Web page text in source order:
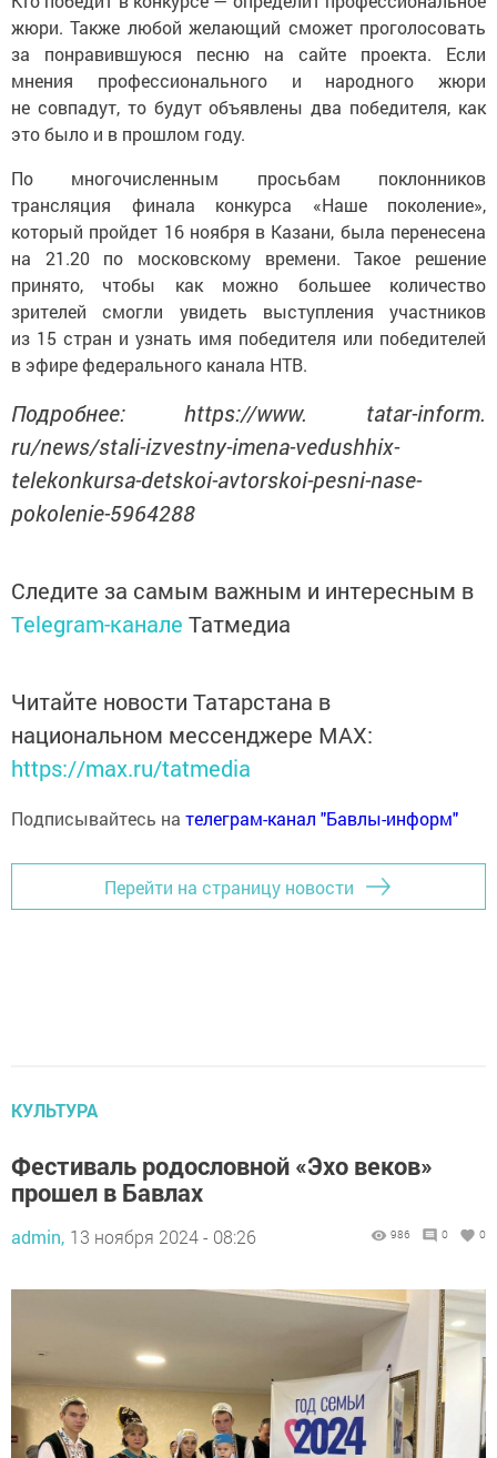
жюри. Также любой желающий сможет проголосовать
за понравившуюся песню на сайте проекта. Если
мнения профессионального и народного жюри
не совпадут, то будут объявлены два победителя, как
это было и в прошлом году.
По многочисленным просьбам поклонников
трансляция финала конкурса «Наше поколение»,
который пройдет 16 ноября в Казани, была перенесена
на 21.20 по московскому времени. Такое решение
принято, чтобы как можно большее количество
зрителей смогли увидеть выступления участников
из 15 стран и узнать имя победителя или победителей
в эфире федерального канала НТВ.
Подробнее: https://www. tatar-inform.
ru/news/stali-izvestny-imena-vedushhix-
telekonkursa-detskoi-avtorskoi-pesni-nase-
pokolenie-5964288
Следите за самым важным и интересным в
Telegram-канале Татмедиа
Читайте новости Татарстана в
национальном мессенджере MАХ:
https://max.ru/tatmedia
Подписывайтесь на телеграм-канал "Бавлы-информ"
Перейти на страницу новости
КУЛЬТУРА
Фестиваль родословной «Эхо веков»
прошел в Бавлах
admin, 13 ноября 2024 - 08:26 986 0 0